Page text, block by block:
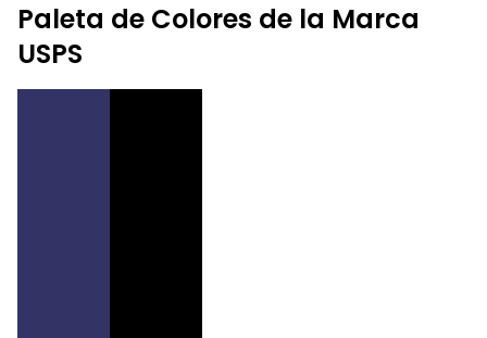
Paleta de Colores de la Marca
USPS